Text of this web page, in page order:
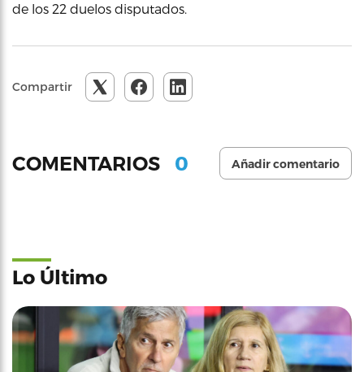
de los 22 duelos disputados.
Compartir
COMENTARIOS 0 Añadir comentario
Lo Último